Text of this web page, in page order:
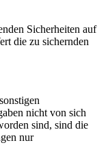
Sicherheiten auf
die zu sichernden
nicht von sich
sind, sind die
nur